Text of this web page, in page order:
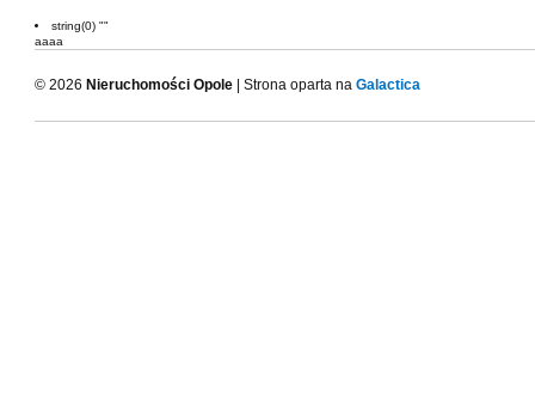
string(0) ""
aaaa
© 2026 Nieruchomości Opole | Strona oparta na Galactica